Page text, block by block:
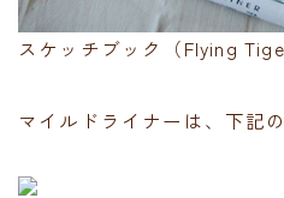
スケッチブック（Flying
マイルドライナーは、下記